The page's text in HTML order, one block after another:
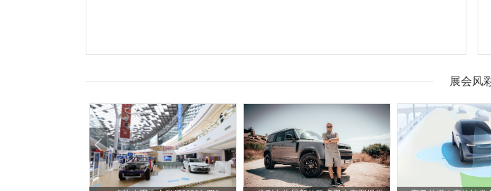
展会风